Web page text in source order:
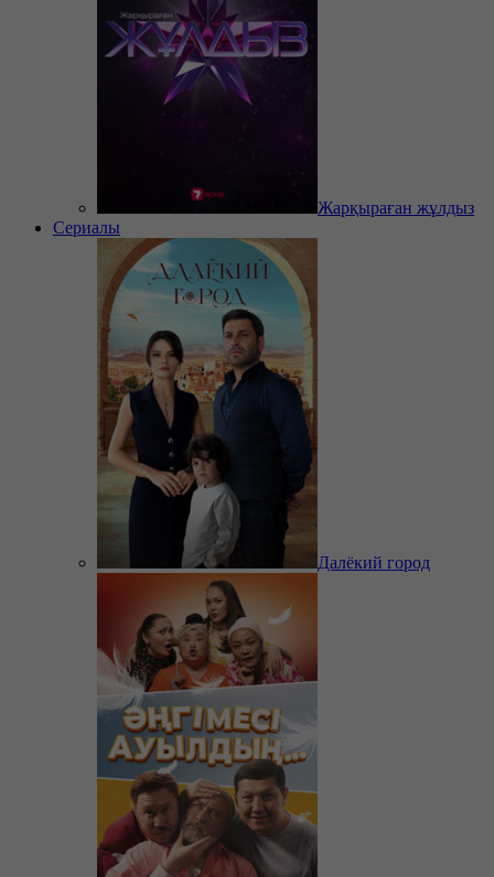
Жарқыраған жұлдыз
Сериалы
Далёкий город